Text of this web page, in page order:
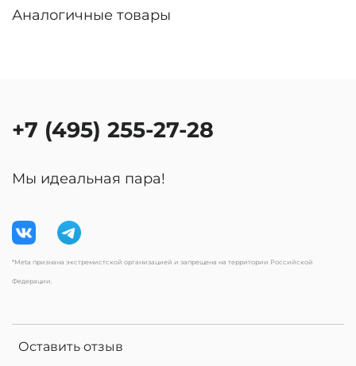
Аналогичные товары
Оставить отзыв
+7 (495) 255-27-28
Мы идеальная пара!
*Meta признана экстремистской организацией и запрещена на территории Российской
Федерации.